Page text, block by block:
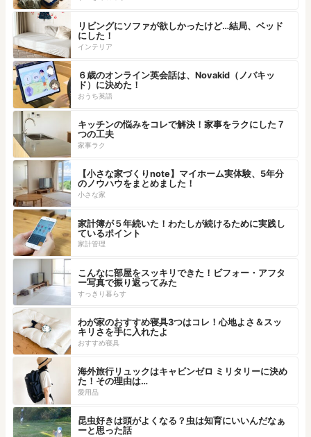
リビングにソファが欲しかったけど…結局、ベッド
にした！
インテリア
６歳のオンライン英会話は、Novakid（ノバキッ
ド）に決めた！
おうち英語
キッチンの悩みをコレで解決！家事をラクにした７
つの工夫
家事ラク
【小さな家づくりnote】マイホーム実体験、5年分
のノウハウをまとめました！
小さな家
家計簿が５年続いた！わたしが続けるために実践し
ているポイント
家計管理
こんなに部屋をスッキリできた！ビフォー・アフタ
ー写真で振り返ってみた
すっきり暮らす
わが家のおすすめ寝具3つはコレ！心地よさ＆スッ
キリさを手に入れたよ
おすすめ寝具
海外旅行リュックはキャビンゼロ ミリタリーに決め
た！その理由は…
愛用品
昆虫好きは頭がよくなる？虫は知育にいいんだなぁ
ーと思った話